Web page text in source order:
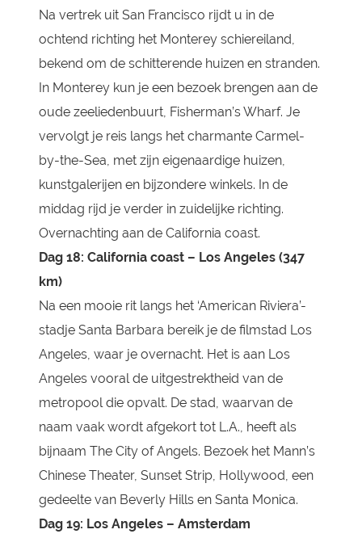
Na vertrek uit San Francisco rijdt u in de
ochtend richting het Monterey schiereiland,
bekend om de schitterende huizen en stranden.
In Monterey kun je een bezoek brengen aan de
oude zeeliedenbuurt, Fisherman’s Wharf. Je
vervolgt je reis langs het charmante Carmel-
by-the-Sea, met zijn eigenaardige huizen,
kunstgalerijen en bijzondere winkels. In de
middag rijd je verder in zuidelijke richting.
Overnachting aan de California coast.
Dag 18: California coast – Los Angeles (347
km)
Na een mooie rit langs het ‘American Riviera’-
stadje Santa Barbara bereik je de filmstad Los
Angeles, waar je overnacht. Het is aan Los
Angeles vooral de uitgestrektheid van de
metropool die opvalt. De stad, waarvan de
naam vaak wordt afgekort tot L.A., heeft als
bijnaam The City of Angels. Bezoek het Mann’s
Chinese Theater, Sunset Strip, Hollywood, een
gedeelte van Beverly Hills en Santa Monica.
Dag 19: Los Angeles – Amsterdam